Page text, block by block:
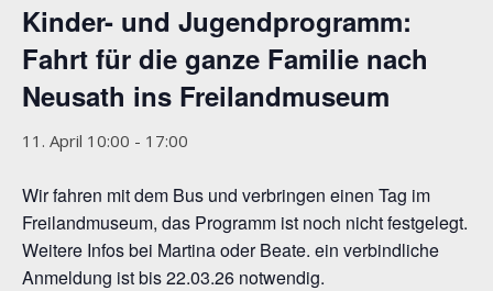
Kinder- und Jugendprogramm:
Fahrt für die ganze Familie nach
Neusath ins Freilandmuseum
11. April 10:00 - 17:00
Wir fahren mit dem Bus und verbringen einen Tag im
Freilandmuseum, das Programm ist noch nicht festgelegt.
Weitere Infos bei Martina oder Beate. ein verbindliche
Anmeldung ist bis 22.03.26 notwendig.